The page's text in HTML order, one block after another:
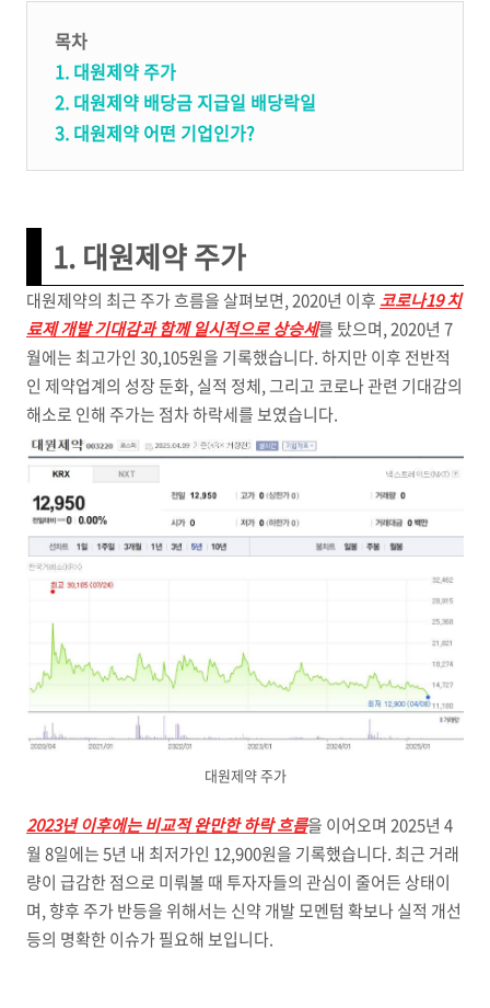
목차
1. 대원제약 주가
2. 대원제약 배당금 지급일 배당락일
3. 대원제약 어떤 기업인가?
1. 대원제약 주가
대원제약의 최근 주가 흐름을 살펴보면, 2020년 이후 코로나19 치
료제 개발 기대감과 함께 일시적으로 상승세를 탔으며, 2020년 7
월에는 최고가인 30,105원을 기록했습니다. 하지만 이후 전반적
인 제약업계의 성장 둔화, 실적 정체, 그리고 코로나 관련 기대감의
해소로 인해 주가는 점차 하락세를 보였습니다.
대원제약 주가
2023년 이후에는 비교적 완만한 하락 흐름을 이어오며 2025년 4
월 8일에는 5년 내 최저가인 12,900원을 기록했습니다. 최근 거래
량이 급감한 점으로 미뤄볼 때 투자자들의 관심이 줄어든 상태이
며, 향후 주가 반등을 위해서는 신약 개발 모멘텀 확보나 실적 개선
등의 명확한 이슈가 필요해 보입니다.